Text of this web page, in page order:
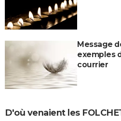
Message
exemples
courrier
D'où venaient les